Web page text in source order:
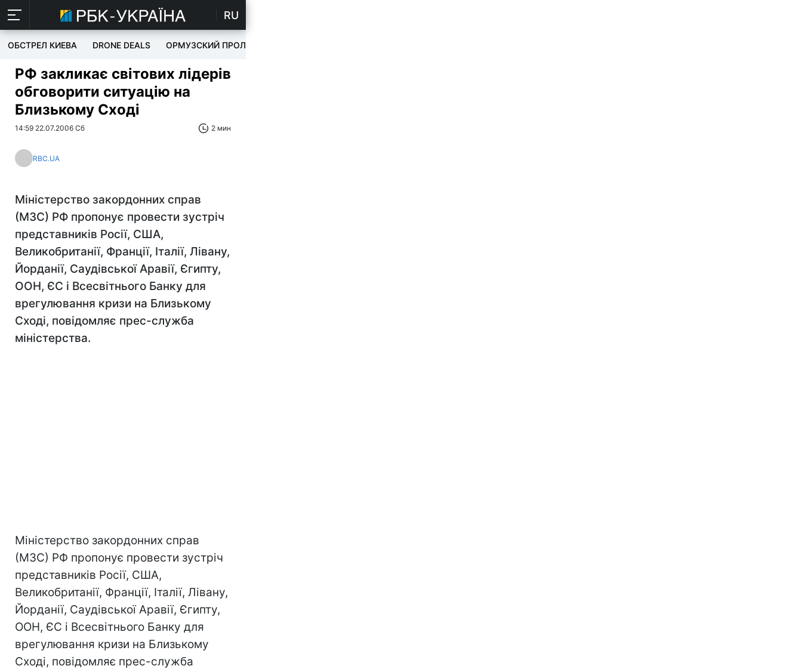
RU
ОБСТРЕЛ КИЕВА DRONE DEALS ОРМУЗСКИЙ ПРОЛИВ
РФ закликає світових лідерів
обговорити ситуацію на
Близькому Сході
14:59 22.07.2006 Сб 2 мин
RBC.UA
Міністерство закордонних справ
(МЗС) РФ пропонує провести зустріч
представників Росії, США,
Великобританії, Франції, Італії, Лівану,
Йорданії, Саудівської Аравії, Єгипту,
ООН, ЄС і Всесвітнього Банку для
врегулювання кризи на Близькому
Сході, повідомляє прес-служба
міністерства.
Міністерство закордонних справ
(МЗС) РФ пропонує провести зустріч
представників Росії, США,
Великобританії, Франції, Італії, Лівану,
Йорданії, Саудівської Аравії, Єгипту,
ООН, ЄС і Всесвітнього Банку для
врегулювання кризи на Близькому
Сході, повідомляє прес-служба